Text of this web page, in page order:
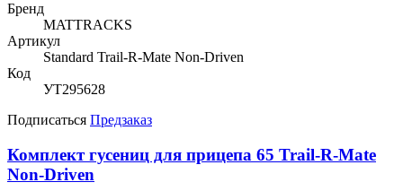
Бренд
MATTRACKS
Артикул
Standard Trail-R-Mate Non-Driven
Код
УТ295628
Подписаться Предзаказ
Комплект гусениц для прицепа 65 Trail-R-Mate
Non-Driven